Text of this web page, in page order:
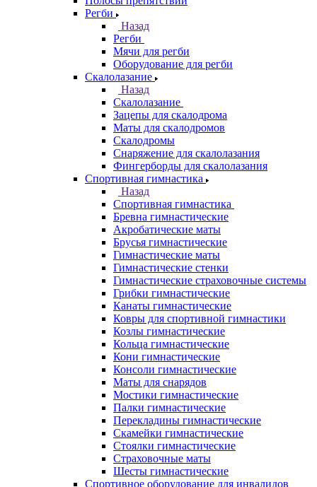
Регби
Назад
Регби
Мячи для регби
Оборудование для регби
Скалолазание
Назад
Скалолазание
Зацепы для скалодрома
Маты для скалодромов
Скалодромы
Снаряжение для скалолазания
Фингерборды для скалолазания
Спортивная гимнастика
Назад
Спортивная гимнастика
Бревна гимнастические
Акробатические маты
Брусья гимнастические
Гимнастические маты
Гимнастические стенки
Гимнастические страховочные системы
Грибки гимнастические
Канаты гимнастические
Ковры для спортивной гимнастики
Козлы гимнастические
Кольца гимнастические
Кони гимнастические
Консоли гимнастические
Маты для снарядов
Мостики гимнастические
Палки гимнастические
Перекладины гимнастические
Скамейки гимнастические
Стоялки гимнастические
Страховочные маты
Шесты гимнастические
Спортивное оборудование для инвалидов